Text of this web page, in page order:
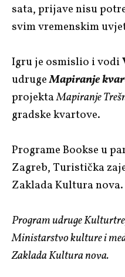
sata, prijave nisu
svim vremenskim
Igru je osmislio i vodi
udrugeMapiranje
projektaMapiranje
gradske kvartove.
Programe Bookse u
Zagreb, Turistička
Zaklada Kultura nova.
Program udruge
Ministarstvo kulture i
Zaklada Kultura nova.